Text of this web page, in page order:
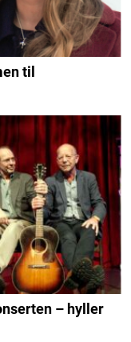
til
– hyller